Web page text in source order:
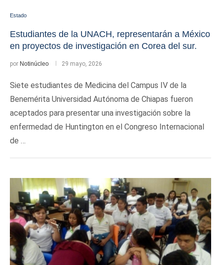
Estado
Estudiantes de la UNACH, representarán a México
en proyectos de investigación en Corea del sur.
por Notinúcleo 29 mayo, 2026
Siete estudiantes de Medicina del Campus IV de la
Benemérita Universidad Autónoma de Chiapas fueron
aceptados para presentar una investigación sobre la
enfermedad de Huntington en el Congreso Internacional
de …